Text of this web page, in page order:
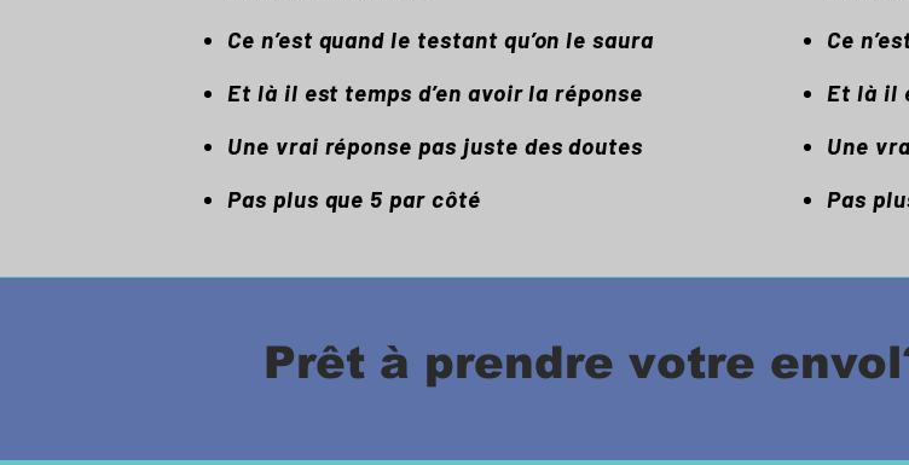
Ce n’est quand le testant qu’on le saura
Et là il est temps d’en avoir la réponse
Une vrai réponse pas juste des doutes
Pas plus que 5 par côté
Ce
Et là il
Une
Pas
Prêt à prendre votre